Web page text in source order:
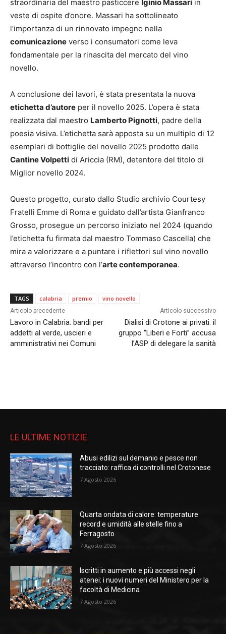
straordinaria del maestro pasticcere Iginio Massari in
veste di ospite d’onore. Massari ha sottolineato
l’importanza di un rinnovato impegno nella
comunicazione verso i consumatori come leva
fondamentale per la rinascita del mercato del vino
novello.
A conclusione dei lavori, è stata presentata la nuova
etichetta d’autore per il novello 2025. L’opera è stata
realizzata dal maestro Lamberto Pignotti, padre della
poesia visiva. L’etichetta sarà apposta su un multiplo di 12
esemplari di bottiglie del novello 2025 prodotto dalle
Cantine Volpetti di Ariccia (RM), detentore del titolo di
Miglior novello 2024.
Questo progetto, curato dallo Studio archivio Courtesy
Fratelli Emme di Roma e guidato dall’artista Gianfranco
Grosso, prosegue un percorso iniziato nel 2024 (quando
l’etichetta fu firmata dal maestro Tommaso Cascella) che
mira a valorizzare e a puntare i riflettori sul vino novello
attraverso l’incontro con l’arte contemporanea.
TAGS calabria premio vino novello
Articolo precedente
Lavoro in Calabria: bandi per
addetti al verde, uscieri e
amministrativi nei Comuni
Articolo successivo
Dialisi di Crotone ai privati: il
gruppo “Liberi e Forti” accusa
l’ASP di delegare la sanità
LE ULTIME NOTIZIE
Abusi edilizi sul demanio e pesce non
tracciato: raffica di controlli nel Crotonese
7 Agosto 2026
Quarta ondata di calore: temperature
record e umidità alle stelle fino a
Ferragosto
7 Agosto 2026
Iscritti in aumento e più accessi negli
atenei: i nuovi numeri del Ministero per la
facoltà di Medicina
7 Agosto 2026